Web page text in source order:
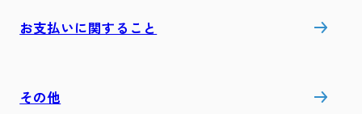
お支払いに関すること
その他